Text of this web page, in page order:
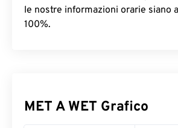
le nostre informazioni orarie siano
100%.
MET A WET Grafico